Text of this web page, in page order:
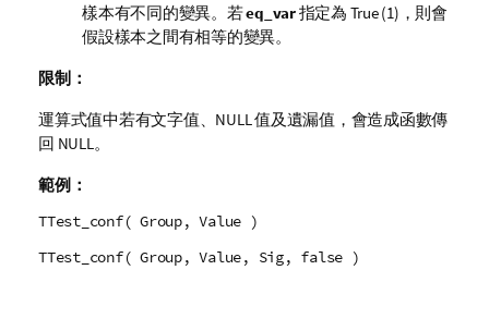
樣本有不同的變異。若eq_var指定為 True(1)，則會
假設樣本之間有相等的變異。
限制：
運算式值中若有文字值、 NULL 值及遺漏值，會造成函數傳
回 NULL 。
範例：
TTest_conf( Group, Value )
TTest_conf( Group, Value, Sig, false )